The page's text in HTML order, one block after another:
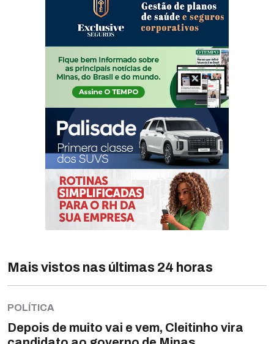
Mais vistos nas últimas 24 horas
POLÍTICA
Depois de muito vai e vem, Cleitinho vira